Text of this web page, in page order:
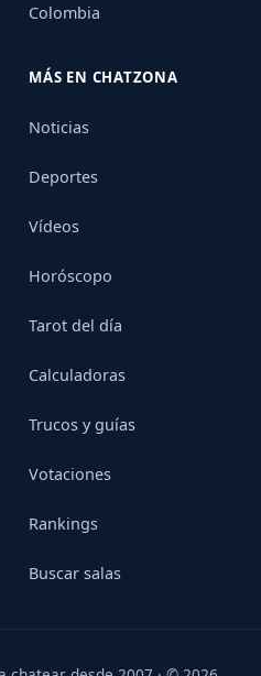
Colombia
MÁS EN CHATZONA
Noticias
Deportes
Vídeos
Horóscopo
Tarot del día
Calculadoras
Trucos y guías
Votaciones
Rankings
Buscar salas